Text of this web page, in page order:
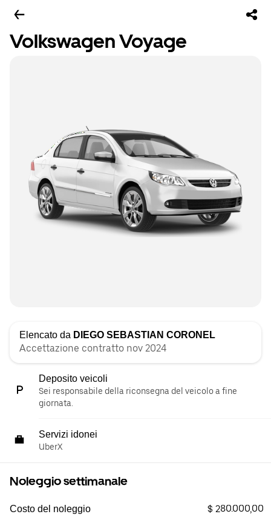
Volkswagen Voyage
Elencato da DIEGO SEBASTIAN CORONEL
Accettazione contratto nov 2024
Deposito veicoli
Sei responsabile della riconsegna del veicolo a fine
giornata.
Servizi idonei
UberX
Noleggio settimanale
Costo del noleggio $ 280.000,00